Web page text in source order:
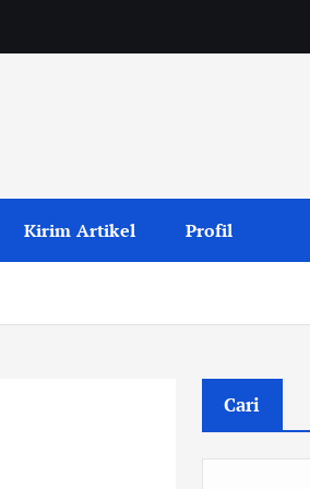
Kirim Artikel Profil
Cari